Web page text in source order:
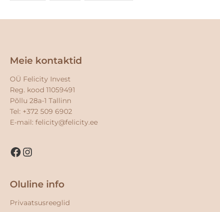
Meie kontaktid
OÜ Felicity Invest
Reg. kood 11059491
Põllu 28a-1 Tallinn
Tel: +372 509 6902
E-mail: felicity@felicity.ee
Oluline info
Privaatsusreeglid